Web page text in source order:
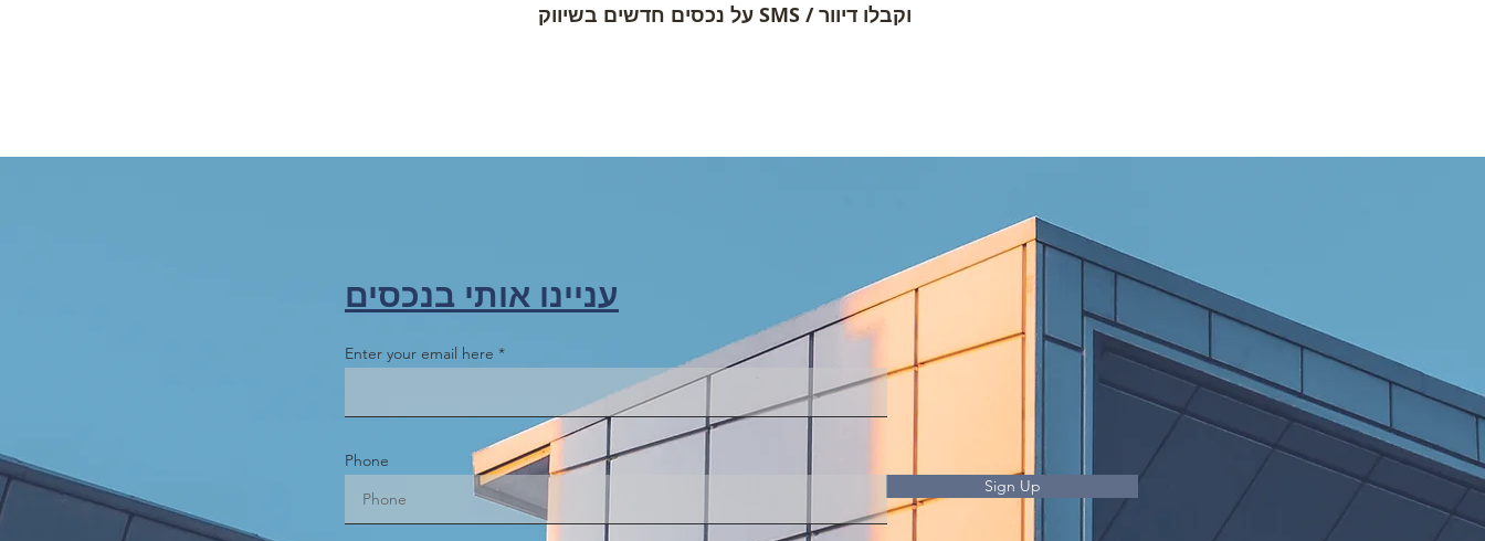
וקבלו דיוור / SMS על נכסים חדשים בשיווק
עניינו אותי בנכסים
Enter your email here
Sign Up
Phone